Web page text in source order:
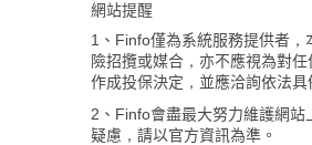
網站提醒
1、Finfo僅為系統服務提供者
險招攬或媒合，亦不應視為對
作成投保決定，並應洽詢依法
2、Finfo會盡最大努力維護網
疑慮，請以官方資訊為準。